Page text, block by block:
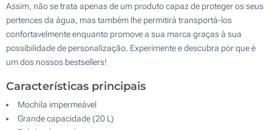
Assim, não se trata apenas de um produto capaz de proteger os seus
pertences da água, mas também lhe permitirá transportá-los
confortavelmente enquanto promove a sua marca graças à sua
possibilidade de personalização. Experimente e descubra por que é
um dos nossos bestsellers!
Características principais
Mochila impermeável
Grande capacidade (20 L)